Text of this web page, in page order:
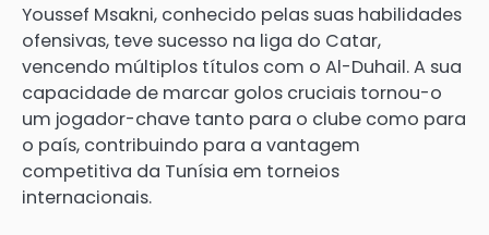
Youssef Msakni, conhecido pelas suas habilidades
ofensivas, teve sucesso na liga do Catar,
vencendo múltiplos títulos com o Al-Duhail. A sua
capacidade de marcar golos cruciais tornou-o
um jogador-chave tanto para o clube como para
o país, contribuindo para a vantagem
competitiva da Tunísia em torneios
internacionais.